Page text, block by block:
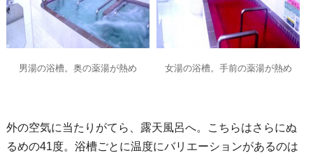
男湯の浴槽。奥の薬湯が熱め 女湯の浴槽。手前の薬湯が熱め
外の空気に当たりがてら、露天風呂へ。こちらはさらにぬ
るめの41度。浴槽ごとに温度にバリエーションがあるのは